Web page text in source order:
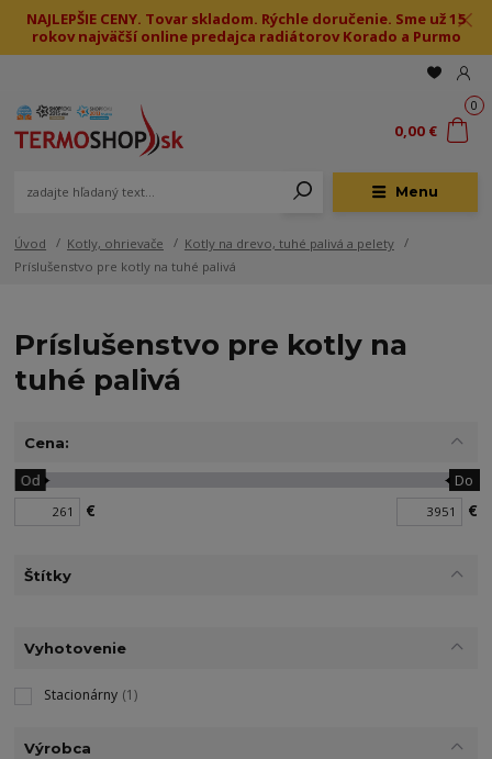
NAJLEPŠIE CENY. Tovar skladom. Rýchle doručenie. Sme už 15
rokov najväčší online predajca radiátorov Korado a Purmo
Menu
0
0,00 €
Úvod Kotly, ohrievače
Kotly na drevo, tuhé palivá a pelety
Príslušenstvo pre kotly na tuhé palivá
Príslušenstvo pre kotly na
tuhé palivá
Cena:
€
Od Do
€
Štítky
Vyhotovenie
Stacionárny (1)
Výrobca